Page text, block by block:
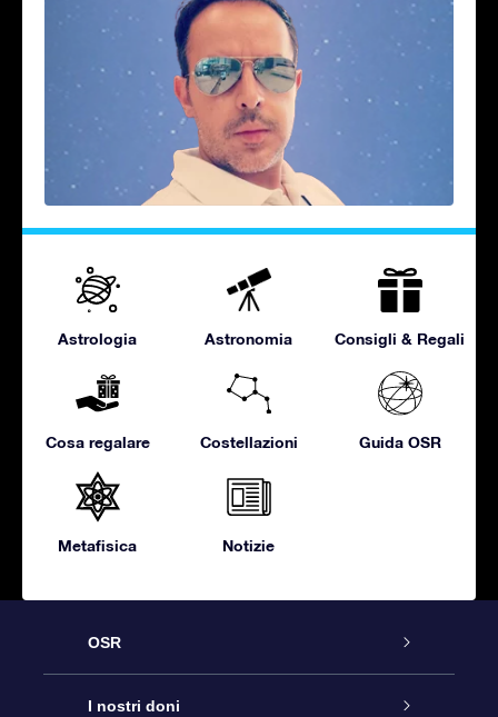
Astrologia Astronomia Consigli & Regali
Cosa regalare Costellazioni Guida OSR
Metafisica Notizie
OSR
Assistenza
I nostri doni